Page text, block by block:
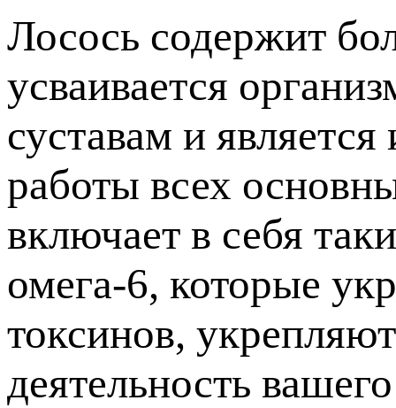
Лосось содержит
усваивается
суставам и
работы всех
включает в себя
омега-6, которые
токсинов,
деятельность